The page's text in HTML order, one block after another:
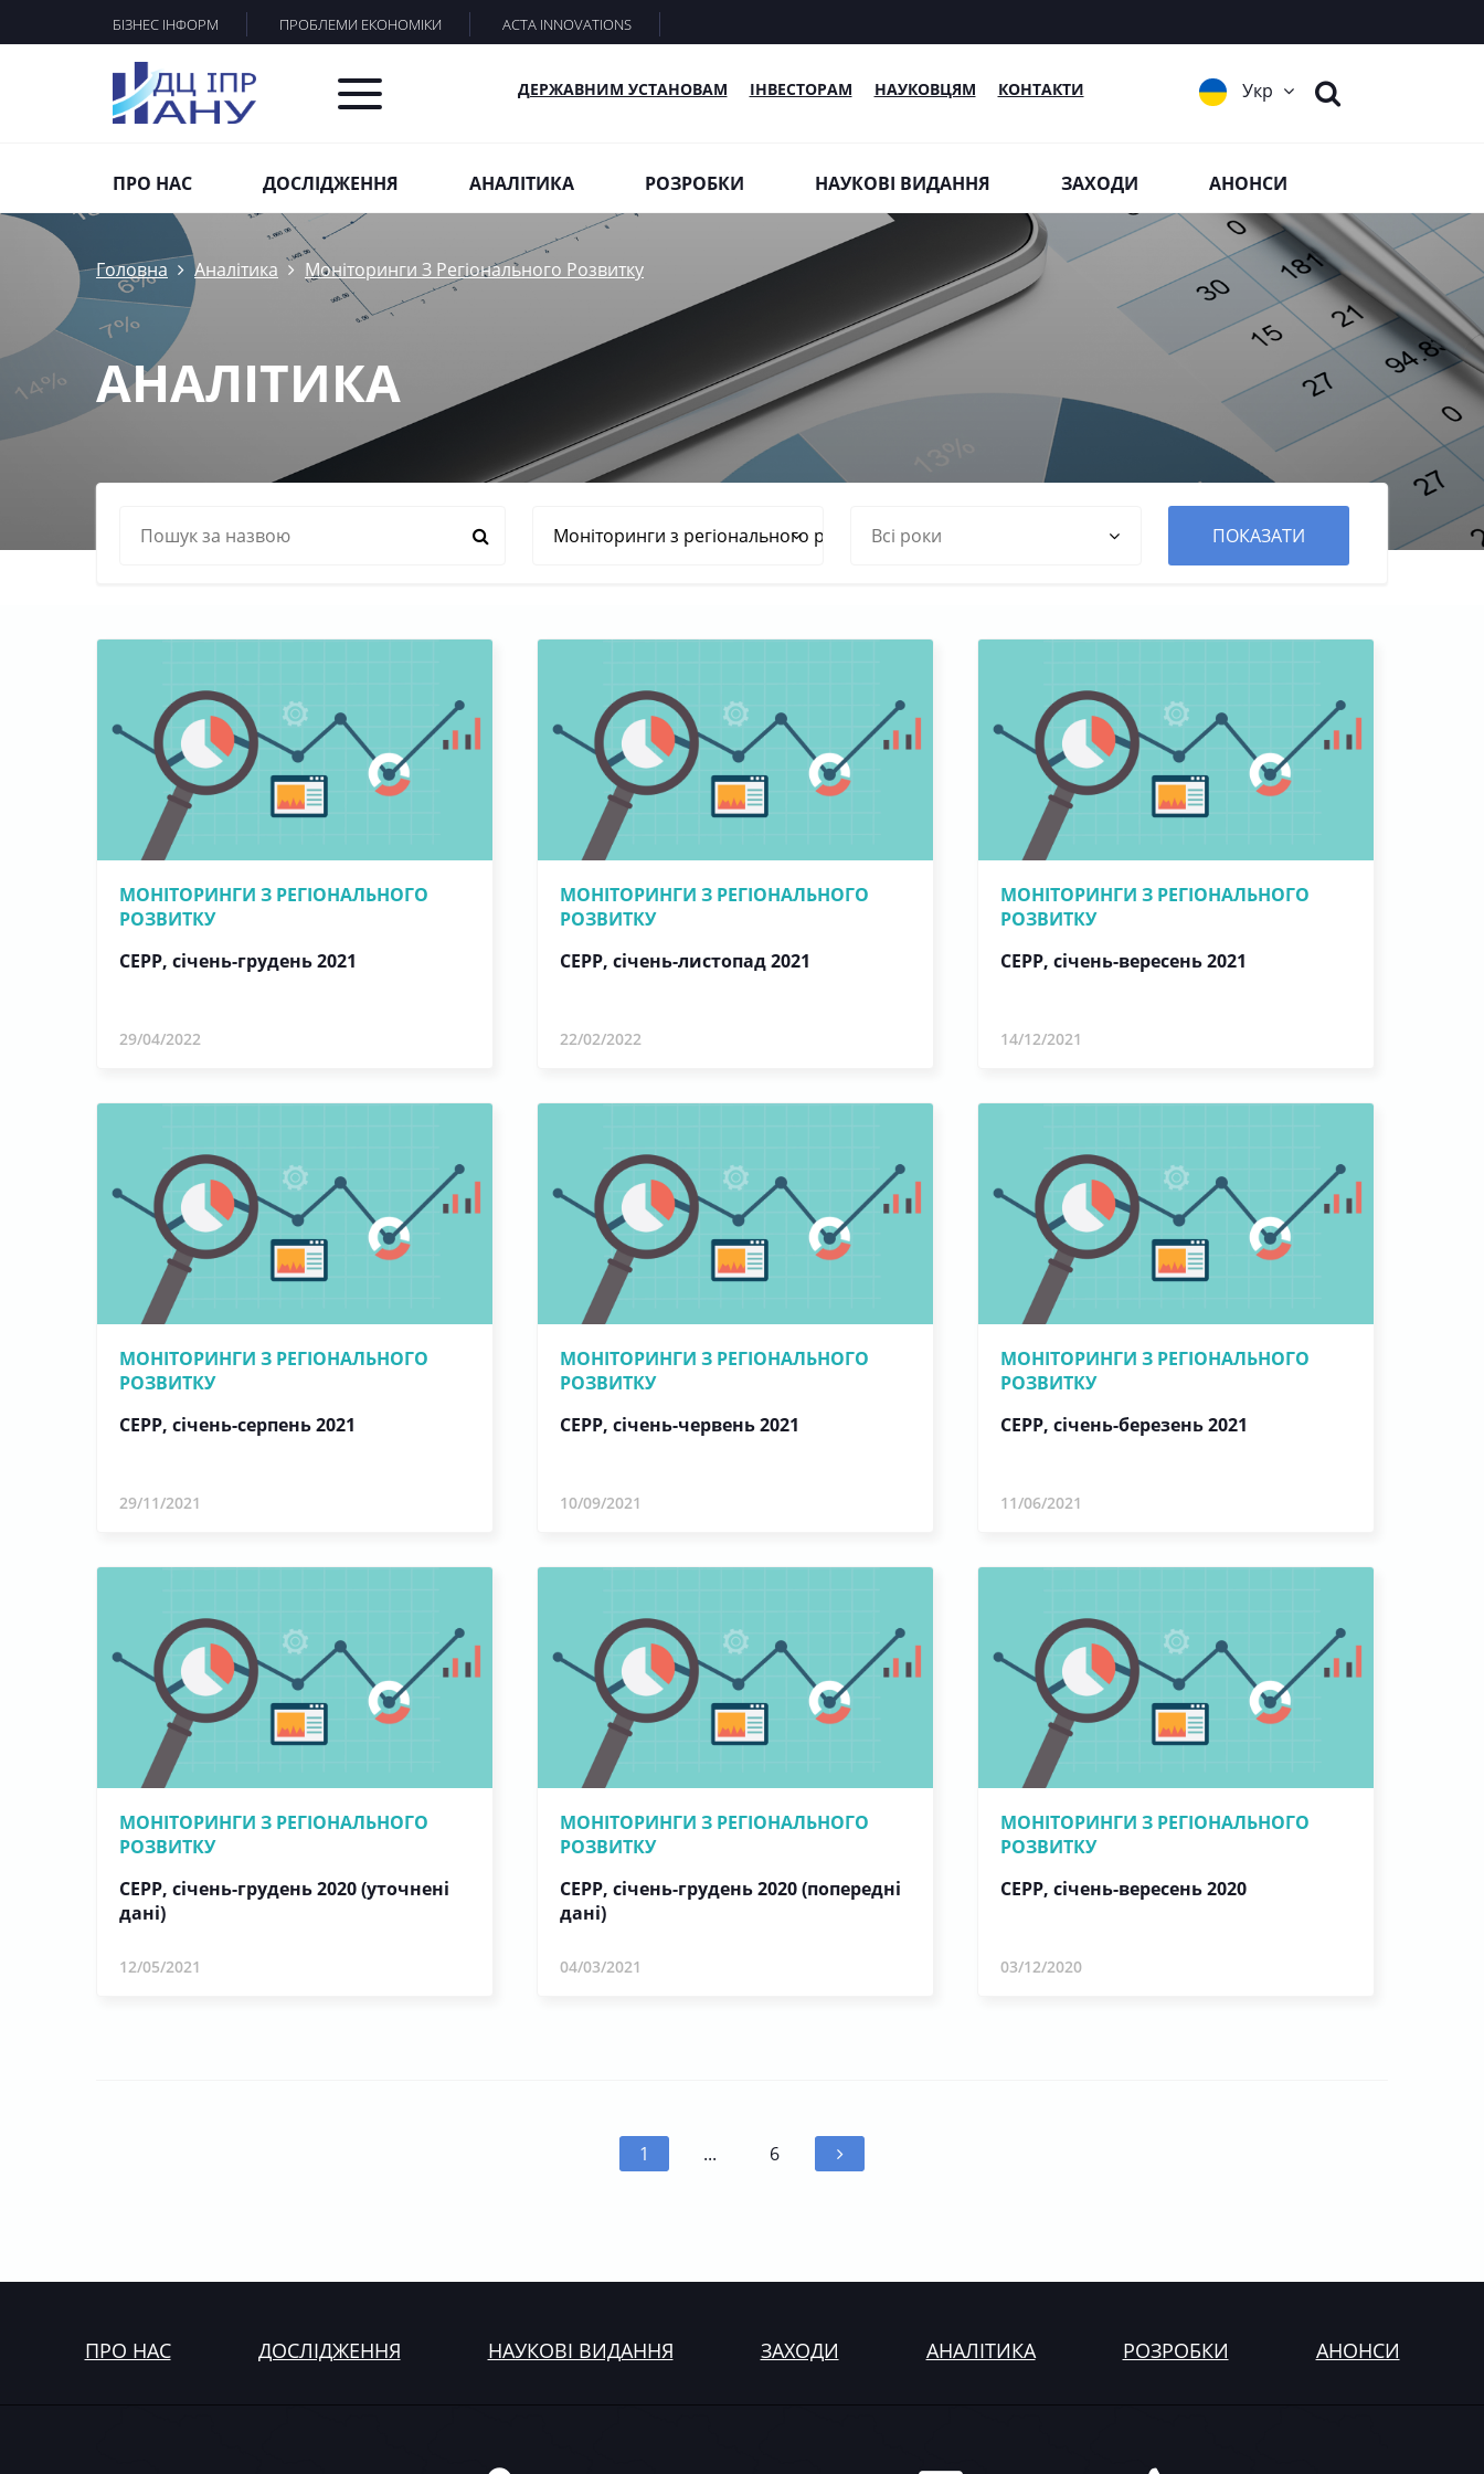
БІЗНЕС ІНФОРМ ПРОБЛЕМИ ЕКОНОМІКИ ACTA INNOVATIONS
ДЕРЖАВНИМ УСТАНОВАМ ІНВЕСТОРАМ НАУКОВЦЯМ КОНТАКТИ Укр
ПРО НАС ДОСЛІДЖЕННЯ АНАЛІТИКА РОЗРОБКИ НАУКОВІ ВИДАННЯ ЗАХОДИ АНОНСИ
Головна Аналітика Моніторинги З Регіонального Розвитку
АНАЛІТИКА
ПОКАЗАТИ
МОНІТОРИНГИ З РЕГІОНАЛЬНОГО
РОЗВИТКУ
СЕРР, січень-грудень 2021
29/04/2022
МОНІТОРИНГИ З РЕГІОНАЛЬНОГО
РОЗВИТКУ
СЕРР, січень-листопад 2021
22/02/2022
МОНІТОРИНГИ З РЕГІОНАЛЬНОГО
РОЗВИТКУ
СЕРР, січень-вересень 2021
14/12/2021
МОНІТОРИНГИ З РЕГІОНАЛЬНОГО
РОЗВИТКУ
СЕРР, січень-серпень 2021
29/11/2021
МОНІТОРИНГИ З РЕГІОНАЛЬНОГО
РОЗВИТКУ
СЕРР, січень-червень 2021
10/09/2021
МОНІТОРИНГИ З РЕГІОНАЛЬНОГО
РОЗВИТКУ
СЕРР, січень-березень 2021
11/06/2021
МОНІТОРИНГИ З РЕГІОНАЛЬНОГО
РОЗВИТКУ
СЕРР, січень-грудень 2020 (уточнені
дані)
12/05/2021
МОНІТОРИНГИ З РЕГІОНАЛЬНОГО
РОЗВИТКУ
СЕРР, січень-грудень 2020 (попередні
дані)
04/03/2021
МОНІТОРИНГИ З РЕГІОНАЛЬНОГО
РОЗВИТКУ
СЕРР, січень-вересень 2020
03/12/2020
1 ... 6
ПРО НАС ДОСЛІДЖЕННЯ НАУКОВІ ВИДАННЯ ЗАХОДИ АНАЛІТИКА РОЗРОБКИ АНОНСИ